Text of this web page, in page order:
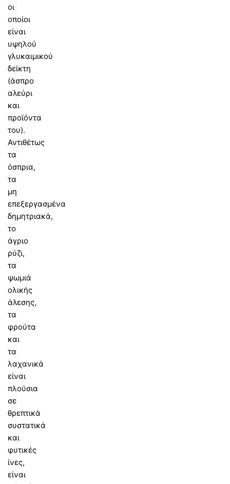
οι
οποίοι
είναι
υψηλού
γλυκαιμικού
δείκτη
(άσπρο
αλεύρι
και
προϊόντα
του).
Αντιθέτως
τα
όσπρια,
τα
μη
επεξεργασμένα
δημητριακά,
το
άγριο
ρύζι,
τα
ψωμιά
ολικής
άλεσης,
τα
φρούτα
και
τα
λαχανικά
είναι
πλούσια
σε
θρεπτικά
συστατικά
και
φυτικές
ίνες,
είναι